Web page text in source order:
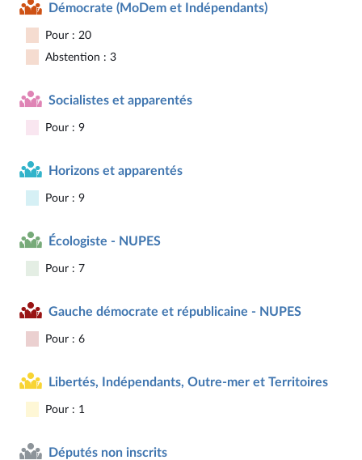
Démocrate (MoDem et Indépendants)
Pour : 20
Abstention : 3
Socialistes et apparentés
Pour : 9
Horizons et apparentés
Pour : 9
Écologiste - NUPES
Pour : 7
Gauche démocrate et républicaine - NUPES
Pour : 6
Libertés, Indépendants, Outre-mer et Territoires
Pour : 1
Députés non inscrits